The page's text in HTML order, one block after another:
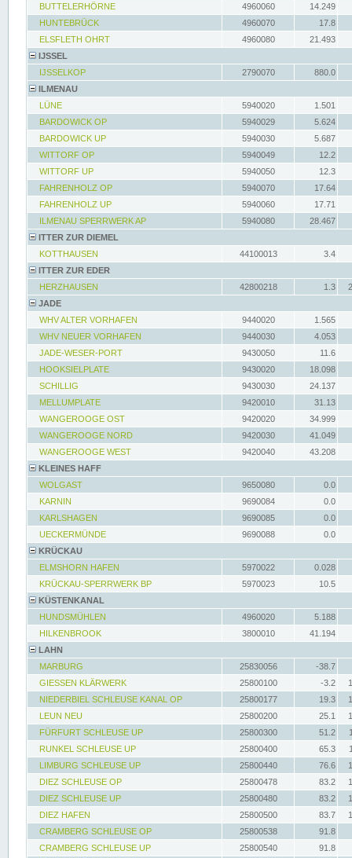
BUTTELERHÖRNE
4960060
14.249
HUNTEBRÜCK
4960070
17.8
ELSFLETH OHRT
4960080
21.493
IJSSEL
IJSSELKOP
2790070
880.0
ILMENAU
LÜNE
5940020
1.501
BARDOWICK OP
5940029
5.624
BARDOWICK UP
5940030
5.687
WITTORF OP
5940049
12.2
WITTORF UP
5940050
12.3
FAHRENHOLZ OP
5940070
17.64
FAHRENHOLZ UP
5940060
17.71
ILMENAU SPERRWERK AP
5940080
28.467
ITTER ZUR DIEMEL
KOTTHAUSEN
44100013
3.4
ITTER ZUR EDER
HERZHAUSEN
42800218 1.3
JADE
WHV ALTER VORHAFEN
9440020
1.565
WHV NEUER VORHAFEN
9440030
4.053
JADE-WESER-PORT
9430050
11.6
HOOKSIELPLATE
9430020
18.098
SCHILLIG
9430030
24.137
MELLUMPLATE
9420010
31.13
WANGEROOGE OST
9420020
34.999
WANGEROOGE NORD
9420030
41.049
WANGEROOGE WEST
9420040
43.208
KLEINES HAFF
WOLGAST
9650080
0.0
KARNIN
9690084
0.0
KARLSHAGEN
9690085
0.0
UECKERMÜNDE
9690088
0.0
KRÜCKAU
ELMSHORN HAFEN
5970022
0.028
KRÜCKAU-SPERRWERK BP
5970023
10.5
KÜSTENKANAL
HUNDSMÜHLEN
4960020
5.188
HILKENBROOK
3800010
41.194
LAHN
MARBURG
25830056
-38.7
GIESSEN KLÄRWERK
25800100 -3.2
NIEDERBIEL SCHLEUSE KANAL OP
25800177 19.3
LEUN NEU
25800200 25.1
FÜRFURT SCHLEUSE UP
25800300 51.2
RUNKEL SCHLEUSE UP
25800400 65.3
LIMBURG SCHLEUSE UP
25800440 76.6
DIEZ SCHLEUSE OP
25800478 83.2
DIEZ SCHLEUSE UP
25800480 83.2
DIEZ HAFEN
25800500 83.7
CRAMBERG SCHLEUSE OP
25800538
91.8
CRAMBERG SCHLEUSE UP
25800540
91.8